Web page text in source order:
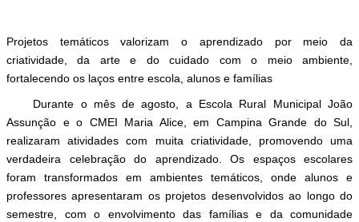
Projetos temáticos valorizam o aprendizado por meio da
criatividade, da arte e do cuidado com o meio ambiente,
fortalecendo os laços entre escola, alunos e famílias
Durante o mês de agosto, a Escola Rural Municipal João
Assunção e o CMEI Maria Alice, em Campina Grande do Sul,
realizaram atividades com muita criatividade, promovendo uma
verdadeira celebração do aprendizado. Os espaços escolares
foram transformados em ambientes temáticos, onde alunos e
professores apresentaram os projetos desenvolvidos ao longo do
semestre, com o envolvimento das famílias e da comunidade